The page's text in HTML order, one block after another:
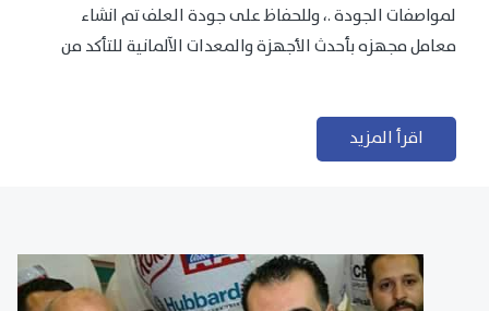
لمواصفات الجودة .، وللحفاظ على جودة العلف تم انشاء
معامل مجهزه بأحدث الأجهزة والمعدات الآلمانية للتأكد من
اقرأ المزيد